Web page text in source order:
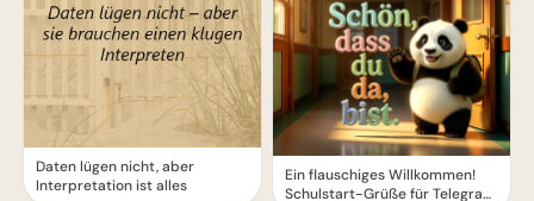
Daten lügen nicht, aber
Interpretation ist alles
Ein flauschiges Willkommen!
Schulstart-Grüße für Telegram